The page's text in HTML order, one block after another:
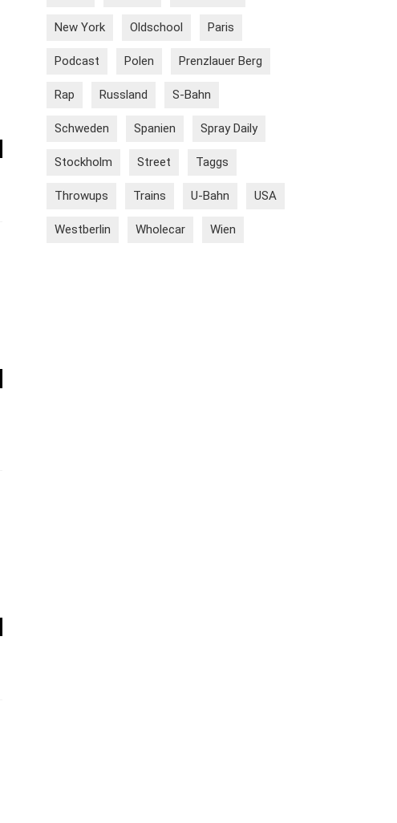
New York Oldschool Paris
Podcast Polen Prenzlauer Berg
Rap Russland S-Bahn
Schweden Spanien Spray Daily
Stockholm Street Taggs
Throwups Trains U-Bahn USA
Westberlin Wholecar Wien